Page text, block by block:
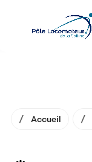
Accueil